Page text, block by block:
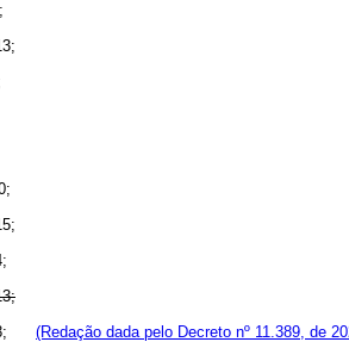
(Redação dada pelo Decreto nº 11.389, de